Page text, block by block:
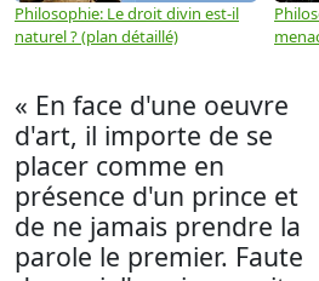
Philosophie: Le droit divin est-il
naturel ? (plan détaillé)
« En face d'une oeuvre
d'art, il importe de se
placer comme en
présence d'un prince et
de ne jamais prendre la
parole le premier. Faute